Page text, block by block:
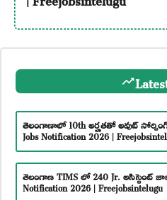
తెలంగాణాలో 10th అర్హతతో అవుట్ సోర్సింగ్
Jobs Notification 2026 |
తెలంగాణ TIMS లో 240 Jr. అసిస్టెంట్
Notification 2026 | Freejobsintelugu